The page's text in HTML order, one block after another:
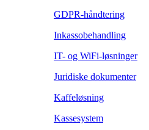
GDPR-håndtering
Inkassobehandling
IT- og WiFi-løsninger
Juridiske dokumenter
Kaffeløsning
Kassesystem